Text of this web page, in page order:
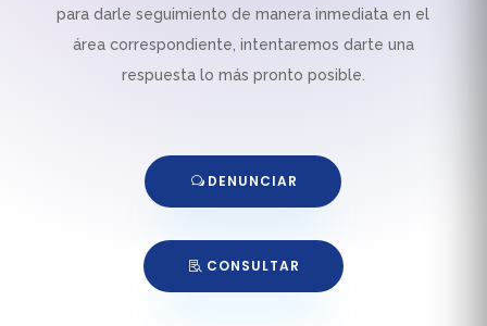
para darle seguimiento de manera inmediata en el
área correspondiente, intentaremos darte una
respuesta lo más pronto posible.
DENUNCIAR
CONSULTAR